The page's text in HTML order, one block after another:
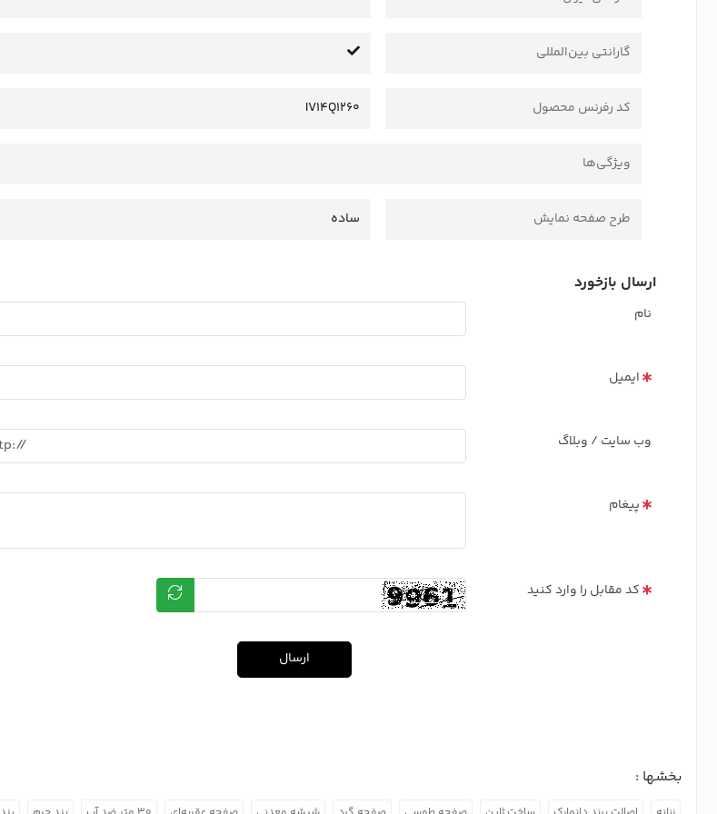
گارانتی بین‌المللی
کد رفرنس محصول IV14Q1260
ویژگی‌ها
طرح صفحه نمایش ساده
ارسال بازخورد
نام
ایمیل
وب سایت / وبلاگ
پیغام
کد مقابل را وارد کنید
ارسال
بخشها :